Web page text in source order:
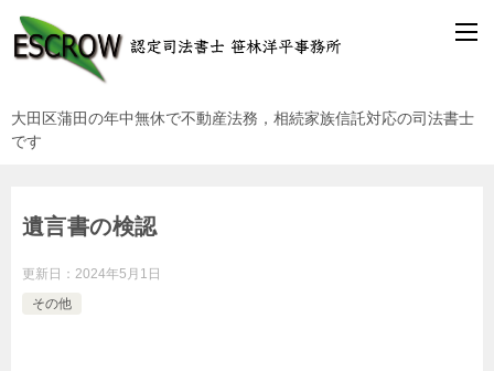
大田区蒲田の年中無休で不動産法務，相続家族信託対応の司法書士
です
遺言書の検認
更新日： 2024年5月1日
その他